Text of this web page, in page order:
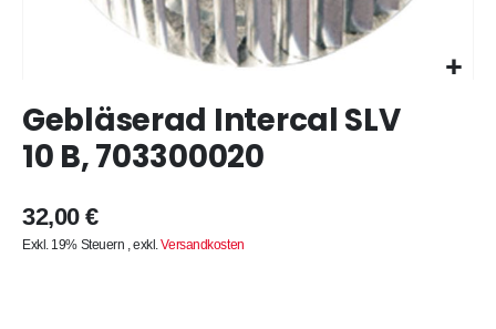
Anfang
Bildergalerie
Gebläserad Intercal SLV
10 B, 703300020
32,00 €
Exkl. 19% Steuern ,exkl.Versandkosten